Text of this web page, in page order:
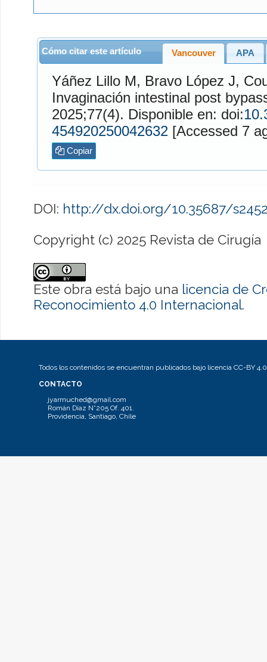
Cómo citar este artículo Vancouver APA
Yáñez LilloM, Bravo López J,
Invaginación intestinal post
2025;77(4). Disponible en: doi:
454920250042632
Copiar
DOI: http://dx.doi.org/10.35687/
Copyright (c) 2025 Revista de Cirugía
Este obra está bajo una licencia de
Reconocimiento 4.0 Internacional.
Todos los contenidos se encuentran publicados bajo licencia CC-BY 4.0
CONTACTO
jyarmuched@gmail.com
Román Díaz N°205 Of. 401.
Providencia, Santiago, Chile